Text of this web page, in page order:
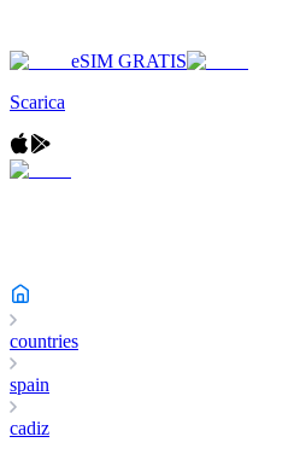
eSIM GRATIS
Scarica
countries
spain
cadiz